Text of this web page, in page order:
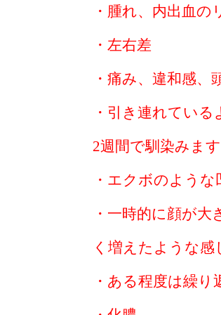
・腫れ、内出血の
・左右差
・痛み、違和感、
・引き連れてい
2週間で馴染みます
・エクボのような
・一時的に顔が
く増えたような感
・ある程度は繰